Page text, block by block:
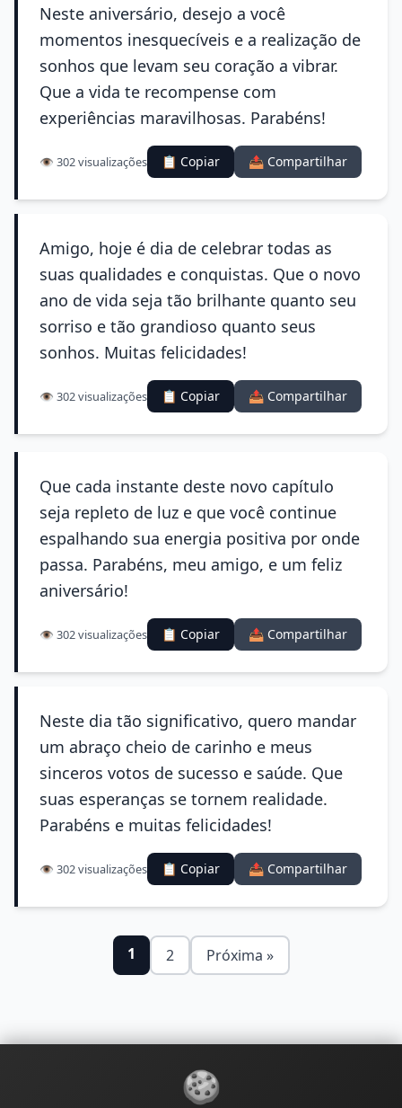
Neste aniversário, desejo a você
momentos inesquecíveis e a realização de
sonhos que levam seu coração a vibrar.
Que a vida te recompense com
experiências maravilhosas. Parabéns!
👁️ 302 visualizações 📋 Copiar 📤 Compartilhar
Amigo, hoje é dia de celebrar todas as
suas qualidades e conquistas. Que o novo
ano de vida seja tão brilhante quanto seu
sorriso e tão grandioso quanto seus
sonhos. Muitas felicidades!
👁️ 302 visualizações 📋 Copiar 📤 Compartilhar
Que cada instante deste novo capítulo
seja repleto de luz e que você continue
espalhando sua energia positiva por onde
passa. Parabéns, meu amigo, e um feliz
aniversário!
👁️ 302 visualizações 📋 Copiar 📤 Compartilhar
Neste dia tão significativo, quero mandar
um abraço cheio de carinho e meus
sinceros votos de sucesso e saúde. Que
suas esperanças se tornem realidade.
Parabéns e muitas felicidades!
👁️ 302 visualizações 📋 Copiar 📤 Compartilhar
1 2 Próxima »
🍪